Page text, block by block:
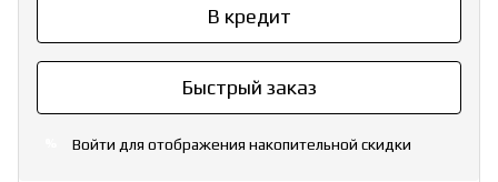
В кредит
Быстрый заказ
Войти для отображения накопительной скидки